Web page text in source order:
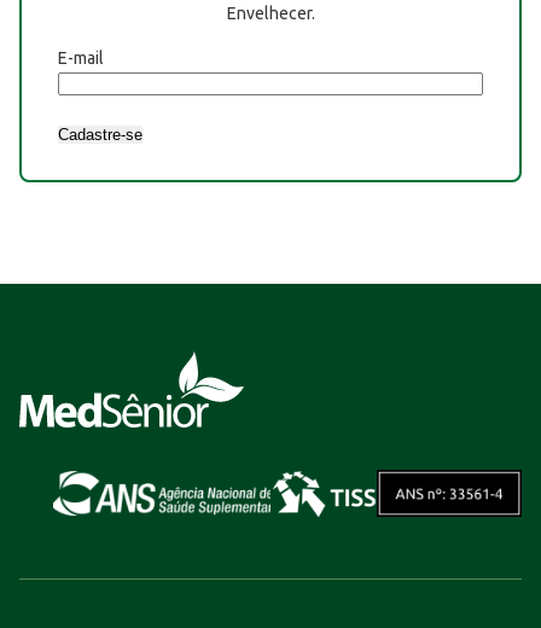
Envelhecer.
E-mail
Cadastre-se